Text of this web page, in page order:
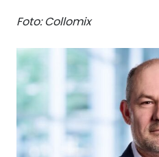
Foto: Collomix